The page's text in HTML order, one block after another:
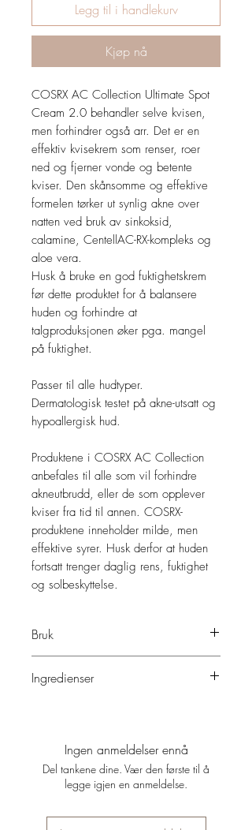
Legg til i handlekurv
Kjøp nå
COSRX AC Collection Ultimate Spot
Cream 2.0 behandler selve kvisen,
men forhindrer også arr. Det er en
effektiv kvisekrem som renser, roer
ned og fjerner vonde og betente
kviser. Den skånsomme og effektive
formelen tørker ut synlig akne over
natten ved bruk av sinkoksid,
calamine, CentellAC-RX-kompleks og
aloe vera.
Husk å bruke en god fuktighetskrem
før dette produktet for å balansere
huden og forhindre at
talgproduksjonen øker pga. mangel
på fuktighet.
Passer til alle hudtyper.
Dermatologisk testet på akne-utsatt og
hypoallergisk hud.
Produktene i COSRX AC Collection
anbefales til alle som vil forhindre
akneutbrudd, eller de som opplever
kviser fra tid til annen. COSRX-
produktene inneholder milde, men
effektive syrer. Husk derfor at huden
fortsatt trenger daglig rens, fuktighet
og solbeskyttelse.
Bruk
å bruke tuppen av tuben. Pass på at du
bruk. Benyttes som siste steg i din
hudpleierutine eller ved behov.
Ingredienser
Glycerin, Zinc Oxide, Cetearyl Alcohol,
Dimethyl Sulfone, Elaeis Guineensis oil,
Betaine, Polysorbate 60, 1,2-
Hexanediol, Cetearyl Olivate, Calamine,
Ingen anmeldelser ennå
Del tankene dine. Vær den første til å
legge igjen en anmeldelse.